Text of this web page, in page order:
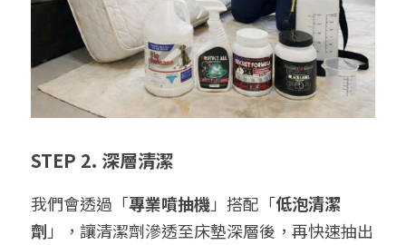
STEP 2. 深層清潔
我們會透過「專業噴抽機」搭配「低泡清潔
劑 」，讓清潔劑滲透至床墊深層後，再快速抽出